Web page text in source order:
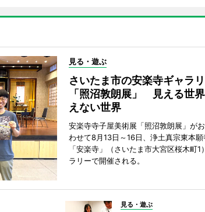
見る・遊ぶ
さいたま市の安楽寺ギャラ
「照沼敦朗展」 見える世
えない世界
安楽寺寺子屋美術展「照沼敦朗展」が
わせて8月13日～16日、浄土真宗東本願
「安楽寺」（さいたま市大宮区桜木町1
ラリーで開催される。
見る・遊ぶ